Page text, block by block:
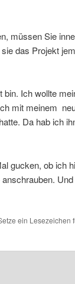
müssen Sie
das Projekt
Ich wollte
mit meinem
Da hab ich
gucken, ob ich
ein Lesezeichen